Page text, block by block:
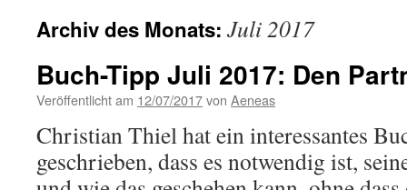
Archiv des Monats: Juli 2017
Buch-Tipp Juli 2017: Den
Veröffentlicht am 12/07/2017von Aeneas
Christian Thiel hat ein interessantes
geschrieben, dass es notwendig ist,